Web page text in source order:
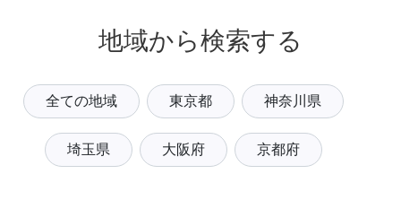
地域から検索する
全ての地域 東京都 神奈川県
埼玉県 大阪府 京都府